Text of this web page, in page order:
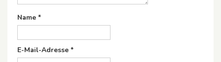
Name *
E-Mail-Adresse *